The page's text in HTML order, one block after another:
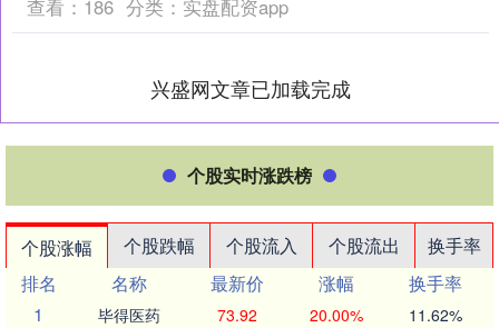
查看： 186 分类： 实盘配资app
兴盛网文章已加载完成
个股实时涨跌榜
个股涨幅 个股跌幅 个股流入 个股流出
换手率
排名
名称 最新价 涨幅
换手率
1
毕得医药 73.92 20.00% 11.62%